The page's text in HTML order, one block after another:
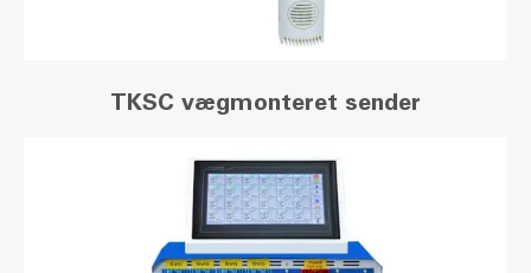
TKSC vægmonteret sender